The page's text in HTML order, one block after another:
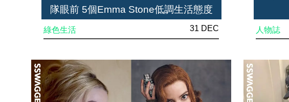
隊眼前 5個Emma Stone低調生活態度
綠色生活 31 DEC 人物誌